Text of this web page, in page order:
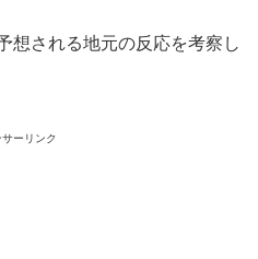
想される地元の反応を考察し
ーリンク